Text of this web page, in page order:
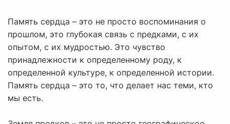
Память сердца – это не просто воспоминания о
прошлом, это глубокая связь с предками, с их
опытом, с их мудростью. Это чувство
принадлежности к определенному роду, к
определенной культуре, к определенной истории.
Память сердца – это то, что делает нас теми, кто
мы есть.